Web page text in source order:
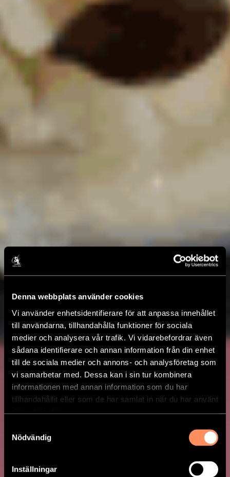
Denna webbplats använder cookies
Vi använder enhetsidentifierare för att anpassa innehållet
till användarna, tillhandahålla funktioner för sociala
medier och analysera vår trafik. Vi vidarebefordrar även
sådana identifierare och annan information från din enhet
till de sociala medier och annons- och analysföretag som
vi samarbetar med. Dessa kan i sin tur kombinera
informationen med annan information som du har
tillhandahållit eller som de har samlat in när du har använt
deras tjänster.
Nödvändig
Inställningar